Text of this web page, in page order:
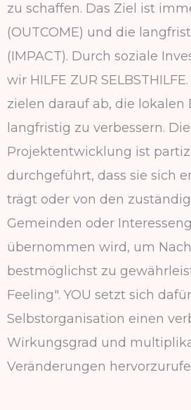
zu schaffen. Das Ziel ist
(OUTCOME) und die
(IMPACT). Durch soziale
wir HILFE ZUR
zielen darauf ab, die lokalen
langfristig zu verbessern. Die
Projektentwicklung ist
durchgeführt, dass sie sich
trägt oder von den
Gemeinden oder
übernommen wird, um
bestmöglichst zu
Feeling". YOU setzt sich
Selbstorganisation einen
Wirkungsgrad und
Veränderungen